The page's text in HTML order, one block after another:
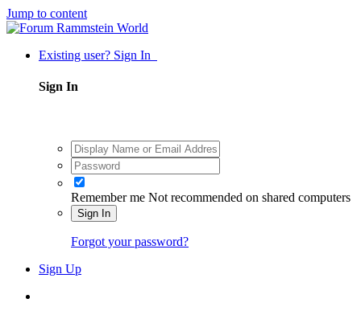
Jump to content
Existing user? Sign In
Sign In
Remember me Not recommended on shared computers
Sign In
Forgot your password?
Sign Up